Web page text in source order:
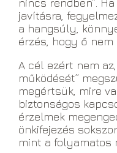
nincs rendben”.
javításra,
a hangsúly,
érzés, hogy ő nem
A cél ezért nem
működését”
megértsük, mire
biztonságos
érzelmek
önkifejezés
mint a folyamatos